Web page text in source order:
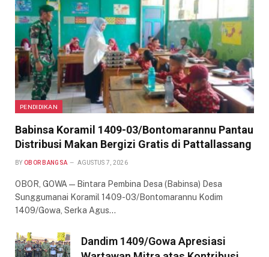
PENDIDIKAN
Babinsa Koramil 1409-03/Bontomarannu Pantau
Distribusi Makan Bergizi Gratis di Pattallassang
BY OBOR BANGSA AGUSTUS 7, 2026
OBOR, GOWA — Bintara Pembina Desa (Babinsa) Desa
Sunggumanai Koramil 1409-03/Bontomarannu Kodim
1409/Gowa, Serka Agus…
Dandim 1409/Gowa Apresiasi